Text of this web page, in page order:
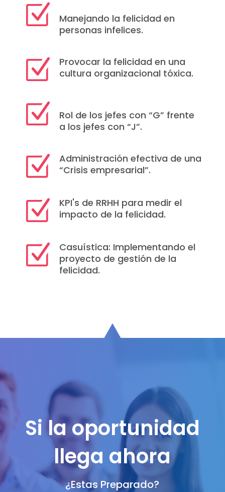
Z
Manejando la felicidad en
personas infelices.
Z
Provocar la felicidad en una
cultura organizacional tóxica.
Z
Rol de los jefes con “G” frente
a los jefes con “J”.
Z
Administración efectiva de una
“Crisis empresarial”.
Z
KPI's de RRHH para medir el
impacto de la felicidad.
Z
Casuística: Implementando el
proyecto de gestión de la
felicidad.
Si la oportunidad
llega ahora
¿Estas Preparado?